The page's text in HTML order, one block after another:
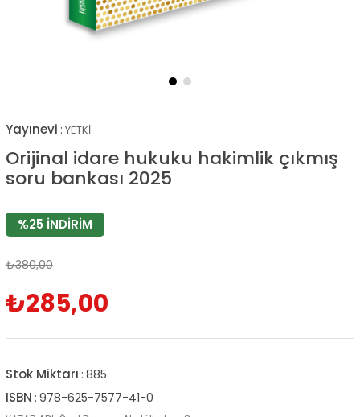
Yayınevi : YETKİ
Orijinal idare hukuku hakimlik çıkmış
soru bankası 2025
%25 İNDIRIM
₺380,00
₺285,00
Stok Miktarı : 885
ISBN : 978-625-7577-41-0